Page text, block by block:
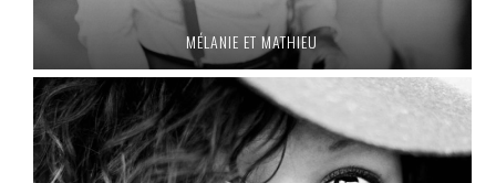
MÉLANIE ET MATHIEU